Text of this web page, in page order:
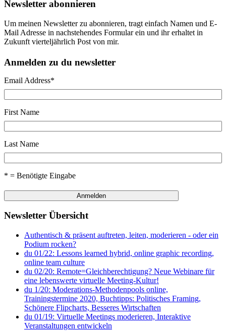
Newsletter abonnieren
Um meinen Newsletter zu abonnieren, tragt einfach Namen und E-
Mail Adresse in nachstehendes Formular ein und ihr erhaltet in
Zukunft vierteljährlich Post von mir.
Anmelden zu du newsletter
Email Address*
First Name
Last Name
* = Benötigte Eingabe
Newsletter Übersicht
Authentisch & präsent auftreten, leiten, moderieren - oder ein
Podium rocken?
du 01/22: Lessons learned hybrid, online graphic recording,
online team culture
du 02/20: Remote=Gleichberechtigung? Neue Webinare für
eine lebenswerte virtuelle Meeting-Kultur!
du 1/20: Moderations-Methodenpools online,
Trainingstermine 2020, Buchtipps: Politisches Framing,
Schönere Flipcharts, Besseres Wirtschaften
du 01/19: Virtuelle Meetings moderieren, Interaktive
Veranstaltungen entwickeln